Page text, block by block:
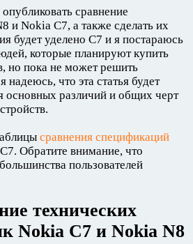
сравнение
и Nokia C7, а также сделать их
будет уделено C7 и я постараюсь
которые планируют купить
но пока не может решить
надеюсь, что эта статья будет
основных различий и общих черт
сравнения спецификаций
Обратите внимание, что
пользователей
технических
Nokia C7 и Nokia N8